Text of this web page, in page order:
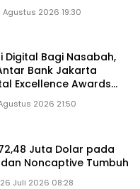
Agustus 2026 19:30
Digital Bagi Nasabah,
Bank Jakarta
Excellence Awards
2026 21:50
Juta Dolar pada
dan Noncaptive Tumbuh
Juli 2026 08:28